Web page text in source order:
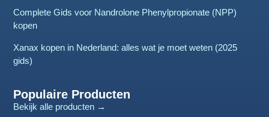
Complete Gids voor Nandrolone Phenylpropionate (NPP)
kopen
Xanax kopen in Nederland: alles wat je moet weten (2025
gids)
Populaire Producten
Bekijk alle producten →